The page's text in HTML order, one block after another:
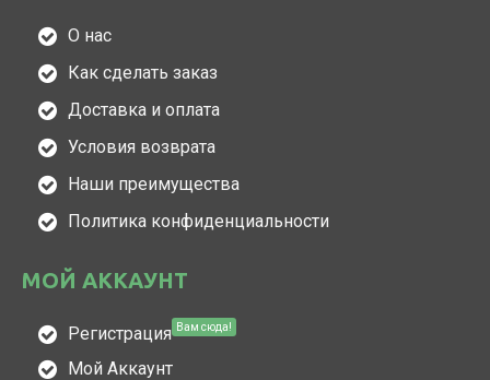
О нас
Как сделать заказ
Доставка и оплата
Условия возврата
Наши преимущества
Политика конфиденциальности
МОЙ АККАУНТ
Регистрация Вам сюда!
Мой Аккаунт